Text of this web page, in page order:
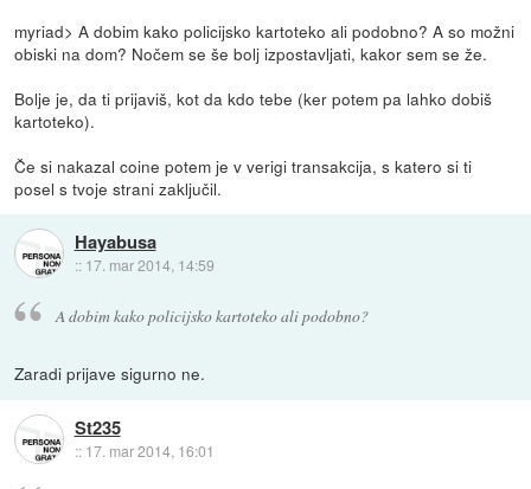
myriad> A dobim kako policijsko kartoteko ali podobno? A so možni
obiski na dom? Nočem se še bolj izpostavljati, kakor sem se že.
Bolje je, da ti prijaviš, kot da kdo tebe (ker potem pa lahko dobiš
kartoteko).
Če si nakazal coine potem je v verigi transakcija, s katero si ti
posel s tvoje strani zaključil.
Hayabusa
:: 17. mar 2014, 14:59
A dobim kako policijsko kartoteko ali podobno?
Zaradi prijave sigurno ne.
St235
:: 17. mar 2014, 16:01